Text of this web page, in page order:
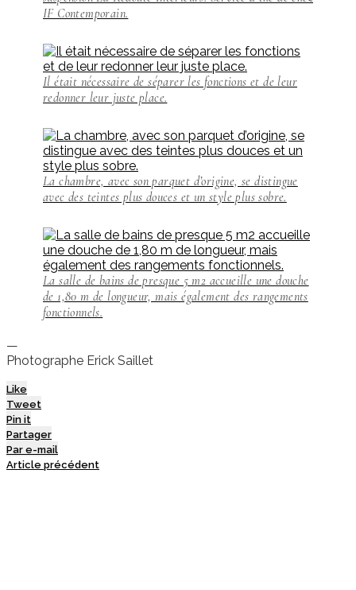
IF Contemporain.
Il était nécessaire de séparer les fonctions et de leur
redonner leur juste place.
La chambre, avec son parquet d’origine, se distingue
avec des teintes plus douces et un style plus sobre.
La salle de bains de presque 5 m2 accueille une douche
de 1,80 m de longueur, mais également des rangements
fonctionnels.
—
Photographe Erick Saillet
Like
Tweet
Pin it
Partager
Par e-mail
Article précédent